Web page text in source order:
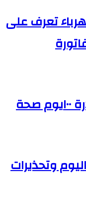
تعرف على
وتحذيرات